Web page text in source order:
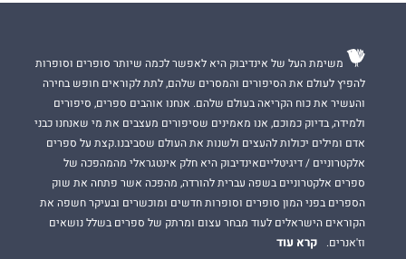
משימת העל של אינדיבוק היא לאפשר לכמה שיותר סופרים וסופרות
להפיץ לעולם את הסיפורים והמסרים שלהם, לתת לקוראים חופש בחירה
והעשיר את כוח הקריאה בעולם שלהם. אנחנו אוהבים ספרים, סיפורים
ולמידה, בדיוק כמוכם, אנו מאמינים שסיפורים מעצבים את מי שאנחנו כבני
אדם ומילים יכולות להעצים ולשנות את העולם שסביבנו.קצת על ספרים
אלקטרוניים / דיגיטלייםאינדיבוק היא חלק אינטגראלי מהמהפכה של
ספרים אלקטרוניים בשפה עברית להורדה, מהפכה אשר פתחה את שוק
הספרים בפני המון סופרים וסופרות חדשים ומוכשרים ובעיקר חשפה את
הקוראים הישראלים לעוד מבחר עצום ומרתק של ספרים בשלל נושאים
וז'אנרים.
קרא עוד